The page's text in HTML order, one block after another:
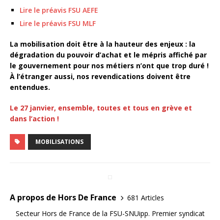
Lire le préavis FSU AEFE
Lire le préavis FSU MLF
La mobilisation doit être à la hauteur des enjeux : la
dégradation du pouvoir d’achat et le mépris affiché par
le gouvernement pour nos métiers n’ont que trop duré !
À l’étranger aussi, nos revendications doivent être
entendues.
Le 27 janvier, ensemble, toutes et tous en grève et
dans l’action !
MOBILISATIONS
A propos de Hors De France
681 Articles
Secteur Hors de France de la FSU-SNUipp. Premier syndicat